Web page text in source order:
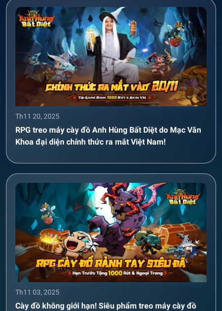
Th11 20, 2025
RPG treo máy cày đồ Anh Hùng Bất Diệt do Mạc Văn
Khoa đại diện chính thức ra mắt Việt Nam!
Th11 03, 2025
Cày đồ không giới hạn! Siêu phẩm treo máy cày đồ